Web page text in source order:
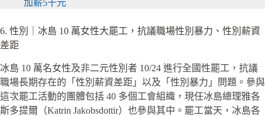
加薪5千元
6. 性別｜冰島 10 萬女性大罷工，抗議職場性別暴力、性別薪資
差距
冰島 10 萬名女性及非二元性別者 10/24 進行全國性罷工，抗議
職場長期存在的「性別薪資差距」以及「性別暴力」問題。參與
這次罷工活動的團體包括 40 多個工會組織，現任冰島總理雅各
斯多提爾（Katrin Jakobsdottir）也參與其中。罷工當天，冰島各